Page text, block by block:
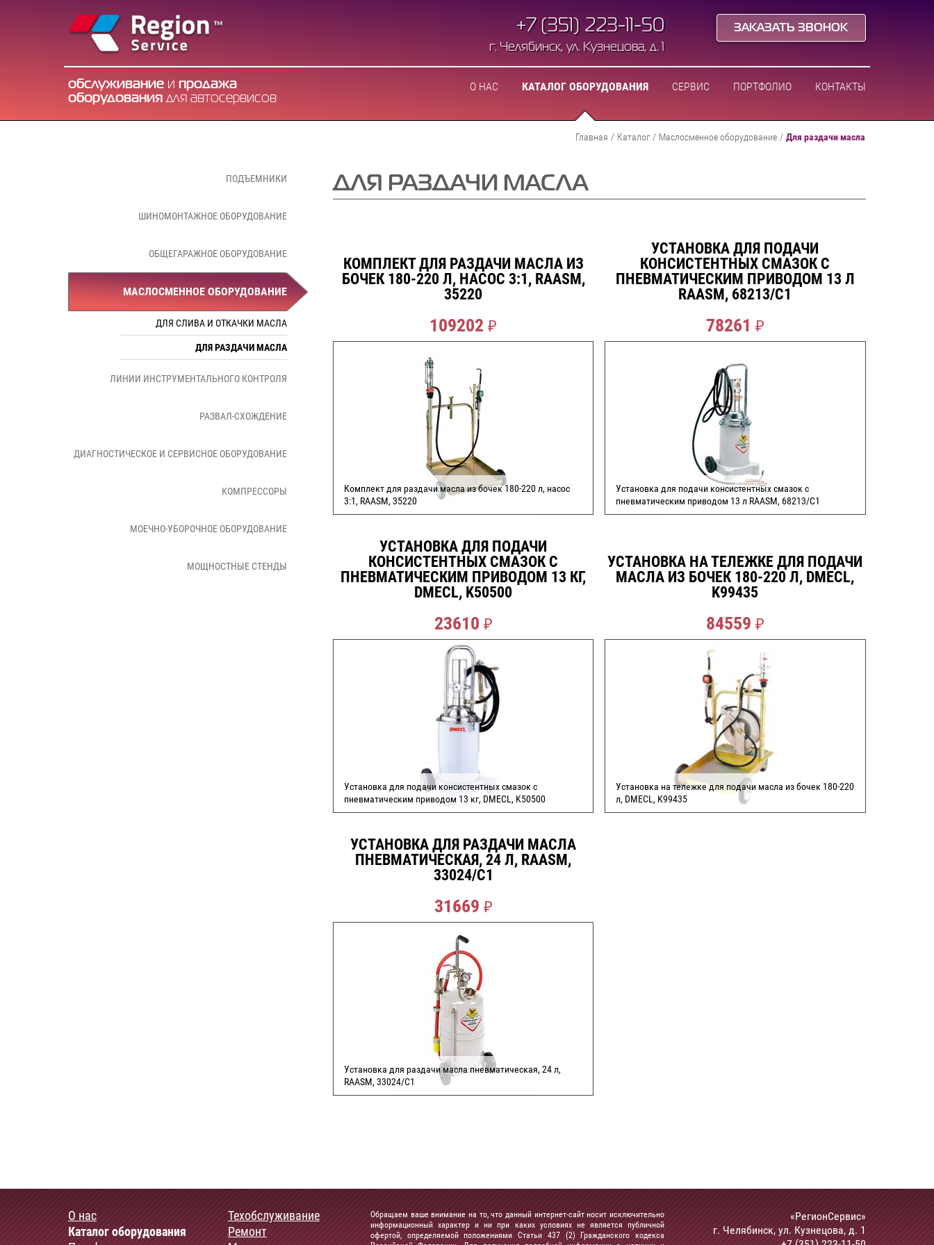
+7 (351) 223-11-50
г. Челябинск, ул. Кузнецова, д. 1
ЗАКАЗАТЬ ЗВОНОК
обслуживание ипродажа
оборудования для автосервисов
О НАС КАТАЛОГ ОБОРУДОВАНИЯ СЕРВИС ПОРТФОЛИО КОНТАКТЫ
Главная / Каталог / Маслосменное оборудование / Для раздачи масла
ПОДЪЕМНИКИ
ШИНОМОНТАЖНОЕ ОБОРУДОВАНИЕ
ОБЩЕГАРАЖНОЕ ОБОРУДОВАНИЕ
МАСЛОСМЕННОЕ ОБОРУДОВАНИЕ
ДЛЯ СЛИВА И ОТКАЧКИ МАСЛА
ДЛЯ РАЗДАЧИ МАСЛА
ЛИНИИ ИНСТРУМЕНТАЛЬНОГО КОНТРОЛЯ
РАЗВАЛ-СХОЖДЕНИЕ
ДИАГНОСТИЧЕСКОЕ И СЕРВИСНОЕ ОБОРУДОВАНИЕ
КОМПРЕССОРЫ
МОЕЧНО-УБОРОЧНОЕ ОБОРУДОВАНИЕ
МОЩНОСТНЫЕ СТЕНДЫ
ДЛЯ РАЗДАЧИ МАСЛА
КОМПЛЕКТ ДЛЯ РАЗДАЧИ МАСЛА ИЗ
БОЧЕК 180-220 Л, НАСОС 3:1, RAASM,
35220
109202 ₽
Комплект для раздачи масла из бочек 180-220 л, насос
3:1, RAASM, 35220
СДЕЛАТЬ ЗАКАЗ
УСТАНОВКА ДЛЯ ПОДАЧИ
КОНСИСТЕНТНЫХ СМАЗОК С
ПНЕВМАТИЧЕСКИМ ПРИВОДОМ 13 Л
RAASM, 68213/C1
78261 ₽
Установка для подачи консистентных смазок с
пневматическим приводом 13 л RAASM, 68213/C1
УСТАНОВКА ДЛЯ ПОДАЧИ
КОНСИСТЕНТНЫХ СМАЗОК С
ПНЕВМАТИЧЕСКИМ ПРИВОДОМ 13 КГ,
DMECL, K50500
23610 ₽
Установка для подачи консистентных смазок с
пневматическим приводом 13 кг, DMECL, K50500
СДЕЛАТЬ ЗАКАЗ
УСТАНОВКА НА ТЕЛЕЖКЕ ДЛЯ ПОДАЧИ
МАСЛА ИЗ БОЧЕК 180-220 Л, DMECL,
K99435
84559 ₽
Установка на тележке для подачи масла из бочек 180-220
л, DMECL, K99435
УСТАНОВКА ДЛЯ РАЗДАЧИ МАСЛА
ПНЕВМАТИЧЕСКАЯ, 24 Л, RAASM,
33024/C1
31669 ₽
Установка для раздачи масла пневматическая, 24 л,
RAASM, 33024/C1
О нас
Каталог оборудования
Техобслуживание
Ремонт
Обращаем ваше внимание на то, что данный интернет-сайт носит исключительно
информационный характер и ни при каких условиях не является публичной
офертой, определяемой положениями Статьи 437 (2) Гражданского кодекса
«РегионСервис»
г. Челябинск, ул. Кузнецова, д. 1